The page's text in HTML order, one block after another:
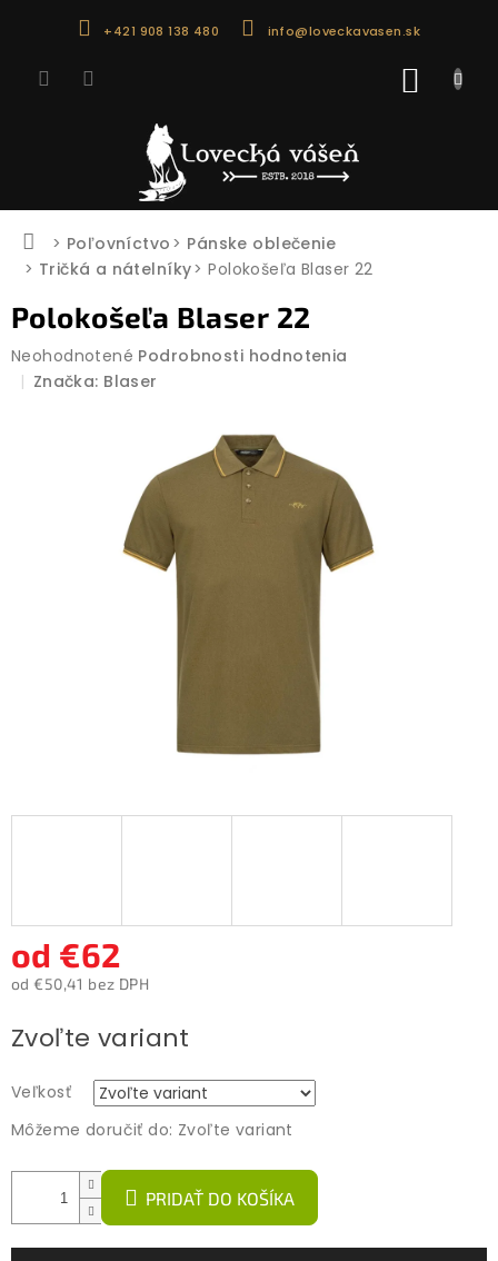
+421 908 138 480 info@loveckavasen.sk
Domov
Poľovníctvo
Pánske oblečenie
Tričká a nátelníky
Polokošeľa Blaser 22
Polokošeľa Blaser 22
Priemerné
hodnotenie
Neohodnotené Podrobnosti hodnotenia
Značka: Blaser
od €62
od €50,41 bez DPH
cena:
Zvoľte variant
Veľkosť
Môžeme doručiť do: Zvoľte variant
PRIDAŤ DO KOŠÍKA